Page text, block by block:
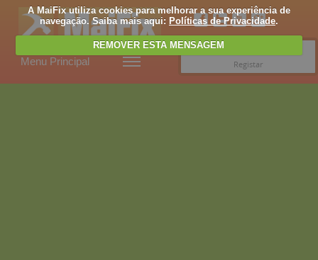
A MaiFix utiliza cookies para melhorar a sua experiência de
navegação. Saiba mais aqui: Políticas de Privacidade.
REMOVER ESTA MENSAGEM
Menu Principal
Registar